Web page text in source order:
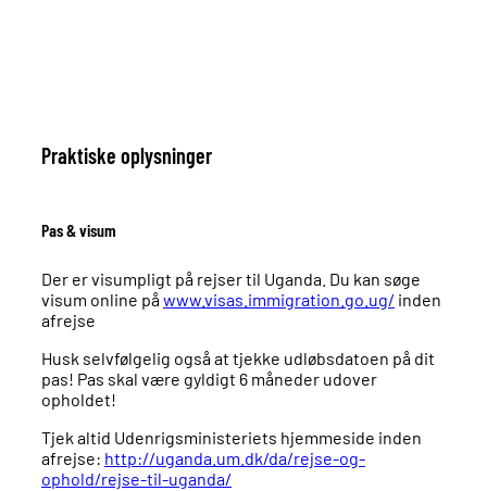
Praktiske oplysninger
Pas & visum
Der er visumpligt på rejser til Uganda. Du kan søge
visum online påwww.visas.immigration.go.ug/ inden
afrejse
Husk selvfølgelig også at tjekke udløbsdatoen på dit
pas! Pas skal være gyldigt 6 måneder udover
opholdet!
Tjek altid Udenrigsministeriets hjemmeside inden
afrejse: http://uganda.um.dk/da/rejse-og-
ophold/rejse-til-uganda/